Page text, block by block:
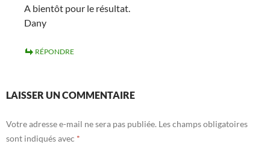
A bientôt pour le résultat.
Dany
RÉPONDRE
LAISSER UN COMMENTAIRE
Votre adresse e-mail ne sera pas publiée. Les champs obligatoires
sont indiqués avec *